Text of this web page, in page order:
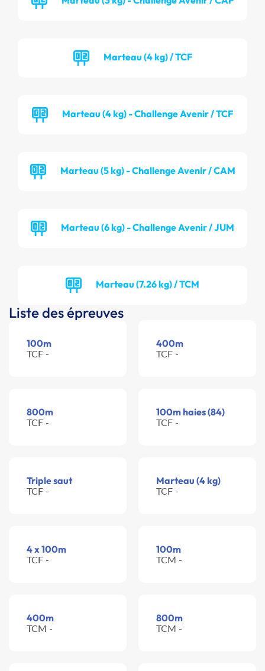
Marteau (4 kg) / TCF
Marteau (4 kg) - Challenge Avenir / TCF
Marteau (5 kg) - Challenge Avenir / CAM
Marteau (6 kg) - Challenge Avenir / JUM
Marteau (7.26 kg) / TCM
Liste des épreuves
100m
TCF -
400m
TCF -
800m
TCF -
100m haies (84)
TCF -
Triple saut
TCF -
Marteau (4 kg)
TCF -
4 x 100m
TCF -
100m
TCM -
400m
TCM -
800m
TCM -